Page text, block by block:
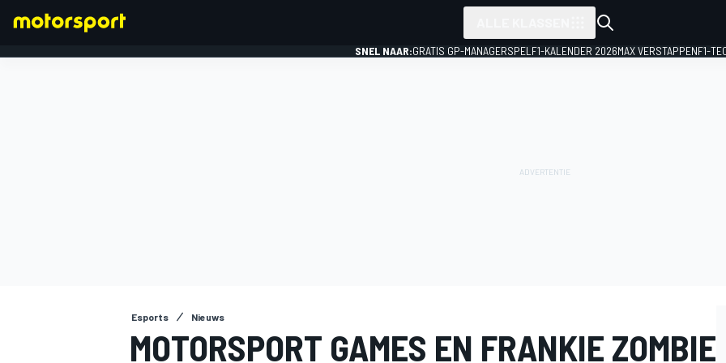
SNEL NAAR:GRATIS GP-MANAGERSPEL F1-KALENDER 2026MAX VERSTAPPENF1-
Esports Nieuws
MOTORSPORT GAMES EN FRANKIE ZOMBIE